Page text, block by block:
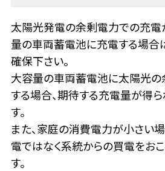
太陽光発電の余剰電力での充電
量の車両蓄電池に充電する場
確保下さい。
大容量の車両蓄電池に太陽光
する場合、期待する充電量が得
す。
また、家庭の消費電力が小さい
電ではなく系統からの買電をお
す。